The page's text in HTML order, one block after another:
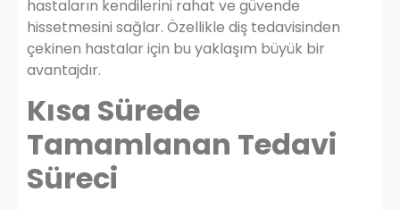
hastaların kendilerini rahat ve güvende
hissetmesini sağlar. Özellikle diş tedavisinden
çekinen hastalar için bu yaklaşım büyük bir
avantajdır.
Kısa Sürede
Tamamlanan Tedavi
Süreci